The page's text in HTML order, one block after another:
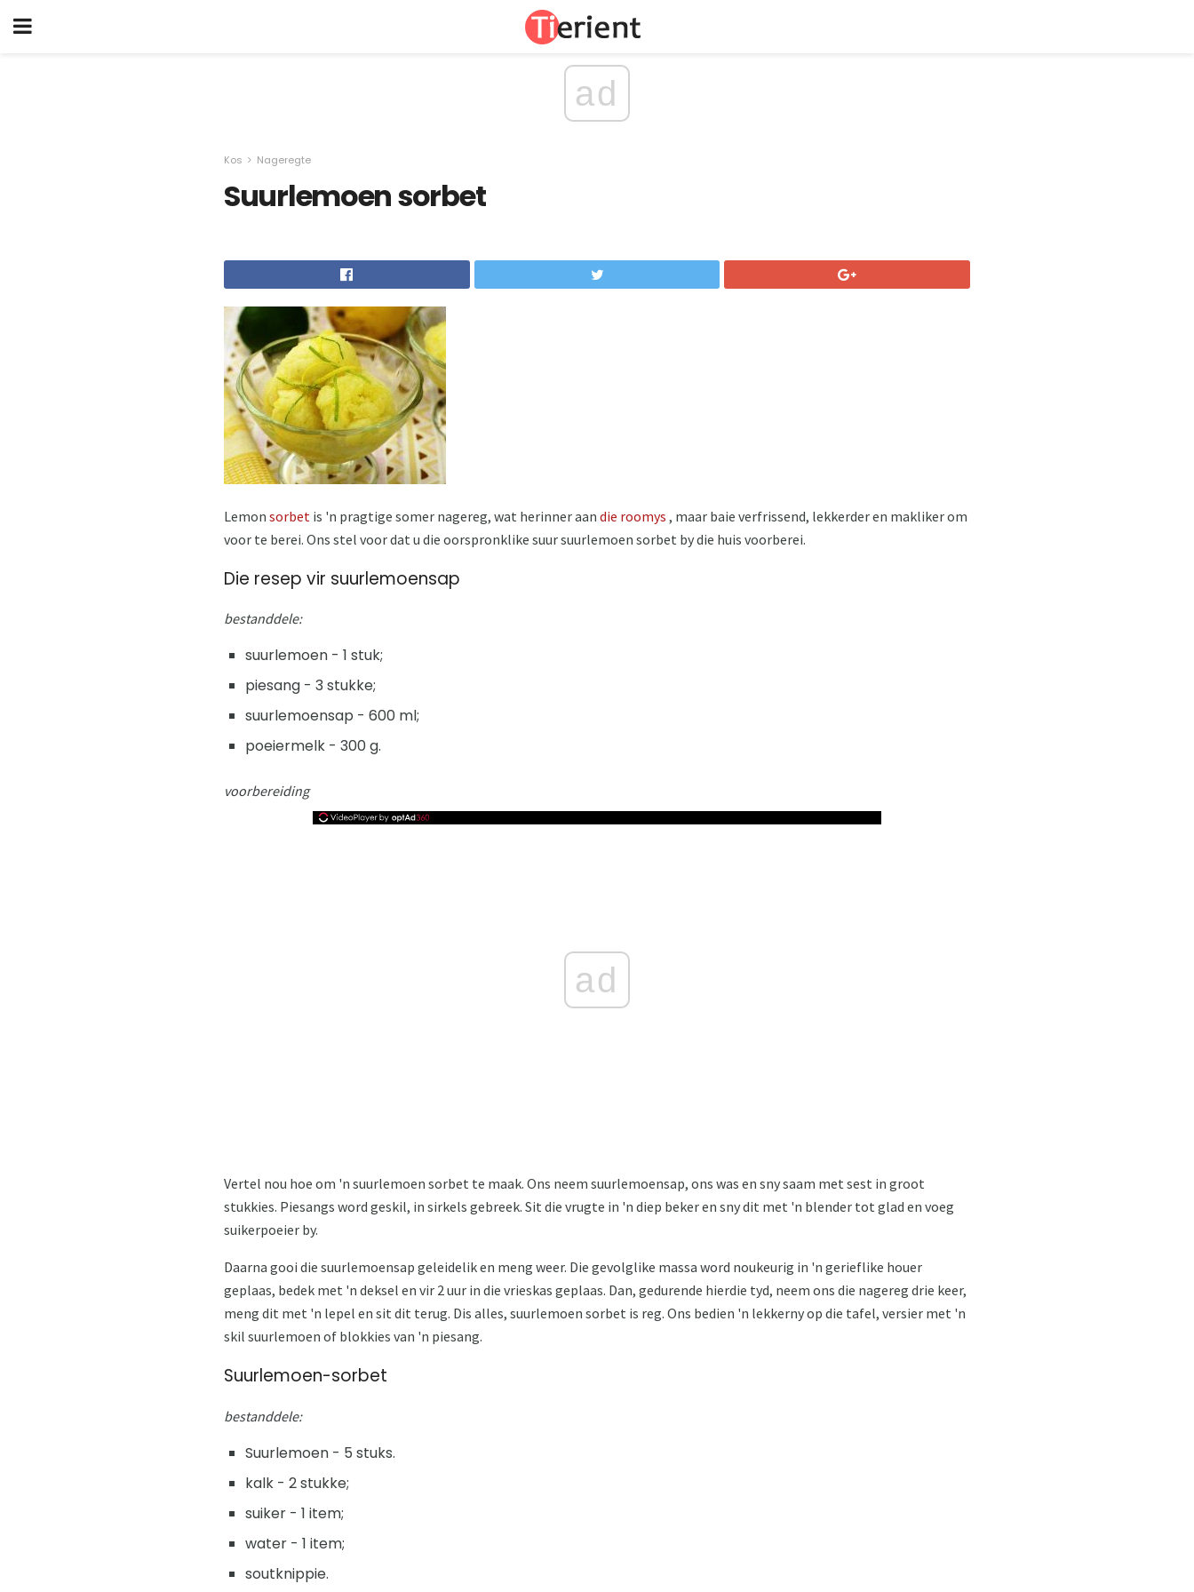
ad
Kos Nageregte
Suurlemoen sorbet
Lemon sorbet is 'n pragtige somer nagereg, wat herinner aan die roomys , maar baie verfrissend, lekkerder en makliker om
voor te berei. Ons stel voor dat u die oorspronklike suur suurlemoen sorbet by die huis voorberei.
Die resep vir suurlemoensap
bestanddele:
suurlemoen - 1 stuk;
piesang - 3 stukke;
suurlemoensap - 600 ml;
poeiermelk - 300 g.
voorbereiding
ad
Vertel nou hoe om 'n suurlemoen sorbet te maak. Ons neem suurlemoensap, ons was en sny saam met sest in groot
stukkies. Piesangs word geskil, in sirkels gebreek. Sit die vrugte in 'n diep beker en sny dit met 'n blender tot glad en voeg
suikerpoeier by.
Daarna gooi die suurlemoensap geleidelik en meng weer. Die gevolglike massa word noukeurig in 'n gerieflike houer
geplaas, bedek met 'n deksel en vir 2 uur in die vrieskas geplaas. Dan, gedurende hierdie tyd, neem ons die nagereg drie keer,
meng dit met 'n lepel en sit dit terug. Dis alles, suurlemoen sorbet is reg. Ons bedien 'n lekkerny op die tafel, versier met 'n
skil suurlemoen of blokkies van 'n piesang.
Suurlemoen-sorbet
bestanddele:
Suurlemoen - 5 stuks.
kalk - 2 stukke;
suiker - 1 item;
water - 1 item;
soutknippie.